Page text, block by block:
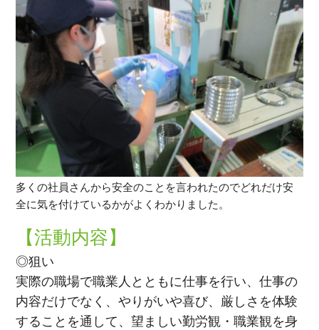
多くの社員さんから安全のことを言われたのでどれだけ安
全に気を付けているかがよくわかりました。
【活動内容】
◎狙い
実際の職場で職業人とともに仕事を行い、仕事の
内容だけでなく、やりがいや喜び、厳しさを体験
することを通して、望ましい勤労観・職業観を身